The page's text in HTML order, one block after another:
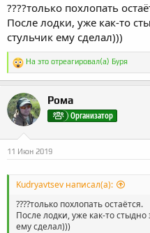
????только похлопать
После лодки, уже как-то
стульчик ему сделал)))
Р
а
к
ц
и
и
:
На это отреагировал(а) Буря
Рома
Организатор
11 Июн 2019
Kudryavtsev написал(а):
????только похлопать остаётся.
После лодки, уже как-то
ему сделал)))